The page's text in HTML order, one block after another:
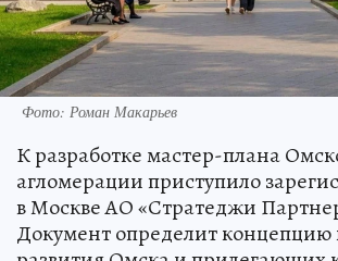
Фото: Роман Макарьев
К разработке мастер-плана
агломерации приступило
в Москве АО «Стратеджи
Документ определит концепцию